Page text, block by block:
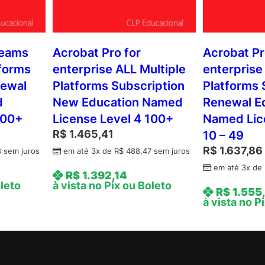
sem juros
Acrobat Pro for
enterprise ALL Multiple
Platforms Subscription
New Education Named
License Level 4 100+
R$ 1.465,41
em até 3x de R$488,47sem juros
R$1.392,14
à vista no Pix ou Boleto
Acrobat
enterprise
Platforms
Renewal
Named
10 – 49
R$ 1.637,86
em até 3x de
R$
à vista no